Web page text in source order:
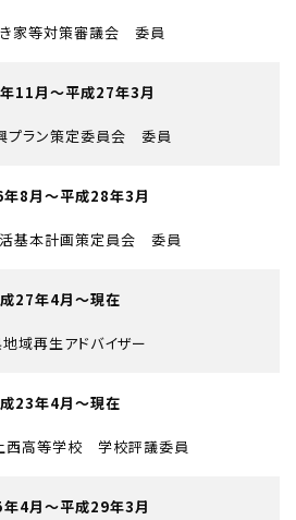
家等対策審議会 委員
11月～平成27年3月
プラン策定委員会 委員
8月～平成28年3月
基本計画策定員会 委員
27年4月～現在
域再生アドバイザー
23年4月～現在
西高等学校 学校評議委員
4月～平成29年3月